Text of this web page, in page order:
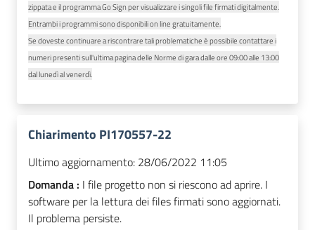
zippata e il programma Go Sign per visualizzare i singoli file firmati digitalmente.
Entrambi i programmi sono disponibili on line gratuitamente.
Se doveste continuare a riscontrare tali problematiche è possibile contattare i
numeri presenti sull'ultima pagina delle Norme di gara dalle ore 09:00 alle 13:00
dal lunedì al venerdì.
Chiarimento PI170557-22
Ultimo aggiornamento: 28/06/2022 11:05
Domanda : I file progetto non si riescono ad aprire. I
software per la lettura dei files firmati sono aggiornati.
Il problema persiste.